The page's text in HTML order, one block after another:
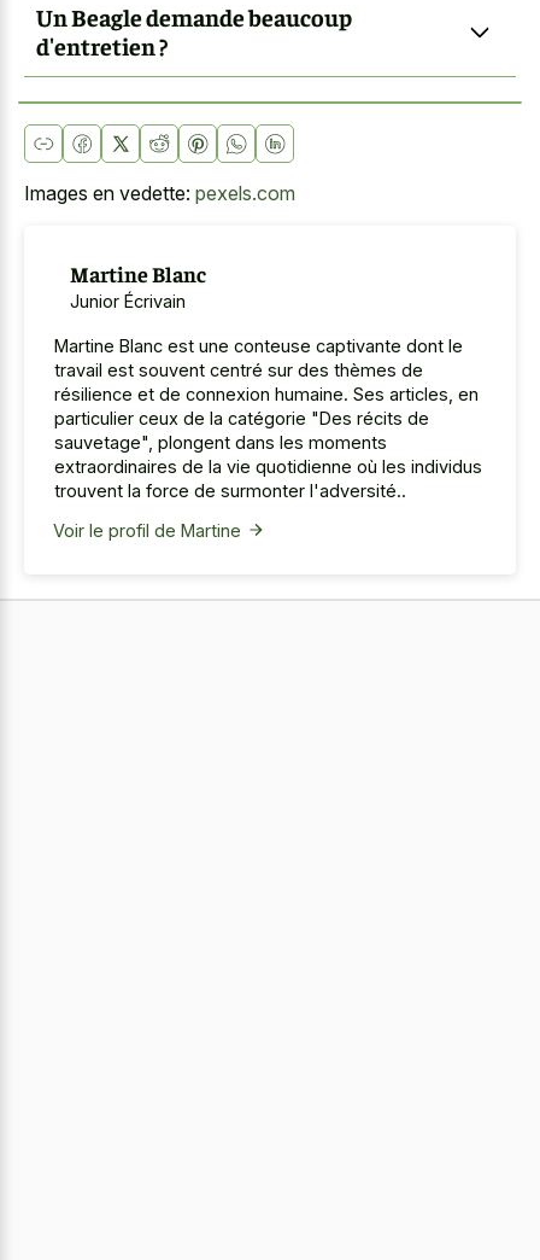
Un Beagle demande beaucoup
d'entretien ?
Images en vedette: pexels.com
Martine Blanc
Junior Écrivain
Martine Blanc est une conteuse captivante dont le
travail est souvent centré sur des thèmes de
résilience et de connexion humaine. Ses articles, en
particulier ceux de la catégorie "Des récits de
sauvetage", plongent dans les moments
extraordinaires de la vie quotidienne où les individus
trouvent la force de surmonter l'adversité..
Voir le profil de Martine